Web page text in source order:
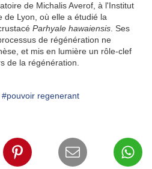
de Michalis Averof, à l'Institut
de Lyon, où elle a étudié la
Parhyale hawaiensis . Ses
de régénération ne
et mis en lumière un rôle-clef
de la régénération.
#pouvoir regenerant